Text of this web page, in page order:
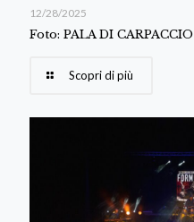
12/28/2025
Foto: PALA DI CARPACCIO
Scopri di più